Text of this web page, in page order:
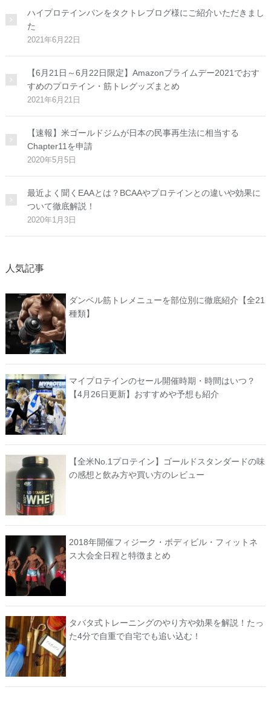
ハイプロテインパンをタクトレブログ様にご紹介いただきまし
た
2021年6月22日
【6月21日～6月22日限定】Amazonプライムデー2021でおす
すめのプロテイン・筋トレグッズまとめ
2021年6月21日
【速報】米ゴールドジムが日本の民事再生法に相当する
Chapter11を申請
2020年5月5日
最近よく聞くEAAとは？BCAAやプロテインとの違いや効果に
ついて徹底解説！
2020年1月3日
人気記事
ダンベル筋トレメニューを部位別に徹底紹介【全21
種類】
マイプロテインのセール開催時期・時間はいつ？
【4月26日更新】おすすめや予想も紹介
【全米No.1プロテイン】ゴールドスタンダードの味
の感想と飲み方や買い方のレビュー
2018年開催フィジーク・ボディビル・フィットネ
ス大会全日程と特徴まとめ
タバタ式トレーニングのやり方や効果を解説！たっ
た4分で自重で自宅でも追い込む！